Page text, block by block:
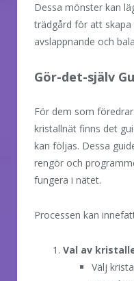
Dessa mönster kan
trädgård för att
avslappnande och
Gör-det-själv
För dem som
kristallnät finns det
kan följas. Dessa
rengör och
fungera i nätet.
Processen kan
Val av
Välj